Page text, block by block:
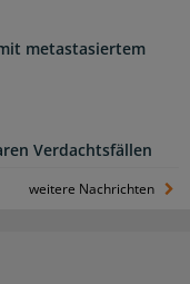
metastasiertem
Verdachtsfällen
weitere Nachrichten